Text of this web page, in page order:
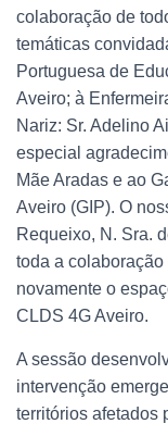
colaboração de
temáticas
Portuguesa de
Aveiro; à
Nariz: Sr. Adelino
especial
Mãe Aradas e ao
Aveiro (GIP). O
Requeixo, N. Sra.
toda a
novamente o
CLDS 4G Aveiro.
A sessão
intervenção
territórios afetados